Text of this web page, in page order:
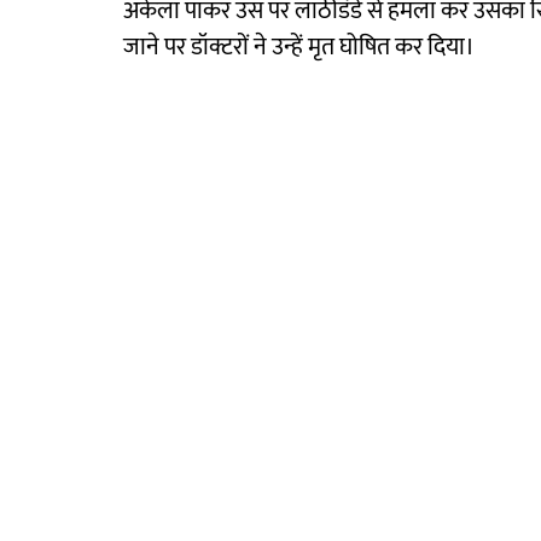
अकेला पाकर उस पर लाठीडंडे से हमला कर उसका
जाने पर डॉक्टरों ने उन्हें मृत घोषित कर दिया।